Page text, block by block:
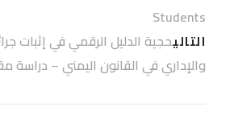
Students
التاليحجية الدليل الرقمي في إثبات
والإداري في القانون اليمني – دراسة